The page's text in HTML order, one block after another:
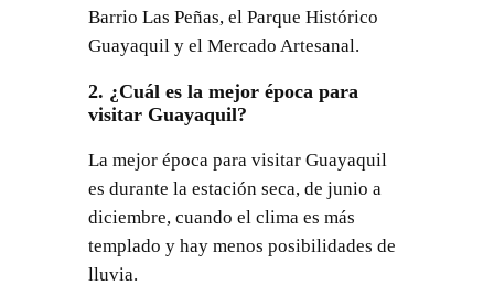
Barrio Las Peñas, el Parque Histórico
Guayaquil y el Mercado Artesanal.
2. ¿Cuál es la mejor época para
visitar Guayaquil?
La mejor época para visitar Guayaquil
es durante la estación seca, de junio a
diciembre, cuando el clima es más
templado y hay menos posibilidades de
lluvia.